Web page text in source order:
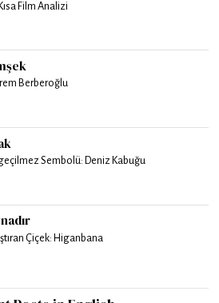
Film Analizi
Berberoğlu
Sembolü: Deniz Kabuğu
Çiçek: Higanbana